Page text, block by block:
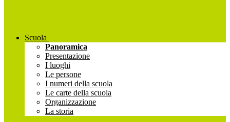
Scuola
Panoramica
Presentazione
I luoghi
Le persone
I numeri della scuola
Le carte della scuola
Organizzazione
La storia